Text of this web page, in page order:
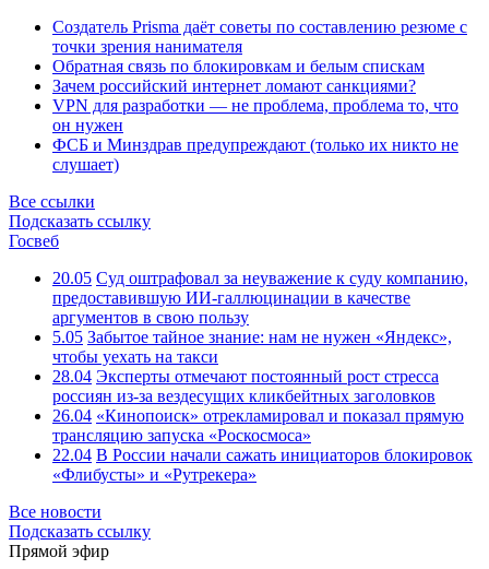
Создатель Prisma даёт советы по составлению резюме с
точки зрения нанимателя
Обратная связь по блокировкам и белым спискам
Зачем российский интернет ломают санкциями?
VPN для разработки — не проблема, проблема то, что
он нужен
ФСБ и Минздрав предупреждают (только их никто не
слушает)
Все ссылки
Подсказать ссылку
Госвеб
20.05 Суд оштрафовал за неуважение к суду компанию,
предоставившую ИИ-галлюцинации в качестве
аргументов в свою пользу
5.05 Забытое тайное знание: нам не нужен «Яндекс»,
чтобы уехать на такси
28.04 Эксперты отмечают постоянный рост стресса
россиян из-за вездесущих кликбейтных заголовков
26.04 «Кинопоиск» отрекламировал и показал прямую
трансляцию запуска «Роскосмоса»
22.04 В России начали сажать инициаторов блокировок
«Флибусты» и «Рутрекера»
Все новости
Подсказать ссылку
Прямой эфир